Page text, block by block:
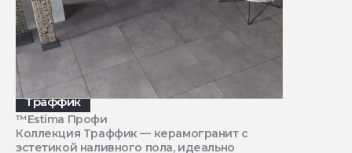
Траффик
™Estima Профи
Коллекция Траффик — керамогранит с
эстетикой наливного пола, идеально